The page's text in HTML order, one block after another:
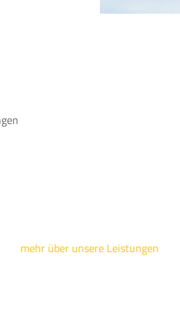
mehr über unsere Leistungen